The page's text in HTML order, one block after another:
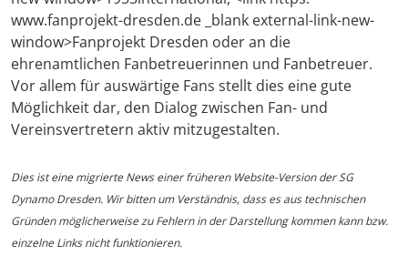
www.fanprojekt-dresden.de _blank external-link-new-
window>Fanprojekt Dresden oder an die
ehrenamtlichen Fanbetreuerinnen und Fanbetreuer.
Vor allem für auswärtige Fans stellt dies eine gute
Möglichkeit dar, den Dialog zwischen Fan- und
Vereinsvertretern aktiv mitzugestalten.
Dies ist eine migrierte News einer früheren Website-Version der SG
Dynamo Dresden. Wir bitten um Verständnis, dass es aus technischen
Gründen möglicherweise zu Fehlern in der Darstellung kommen kann bzw.
einzelne Links nicht funktionieren.